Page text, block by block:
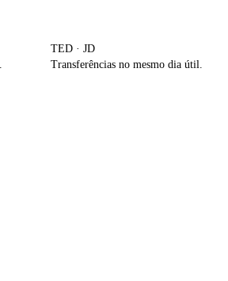
TED · JD
Transferências no mesmo dia útil.